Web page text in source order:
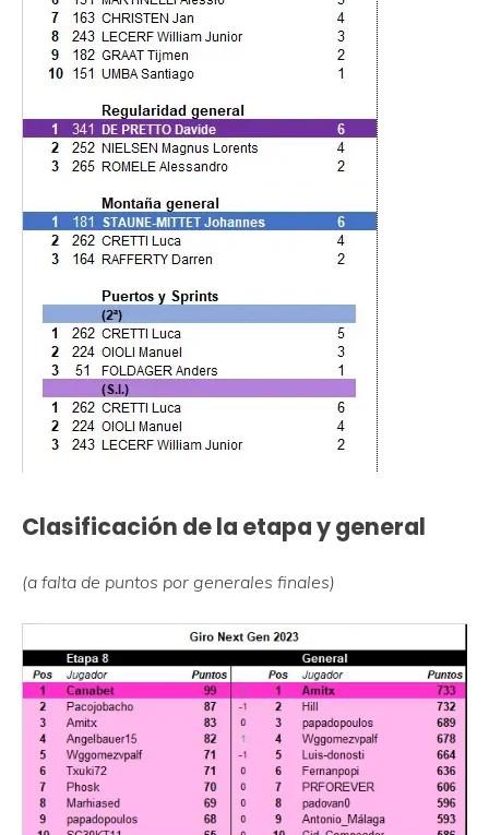
Clasificación de la etapa y general
(a falta de puntos por generales finales)